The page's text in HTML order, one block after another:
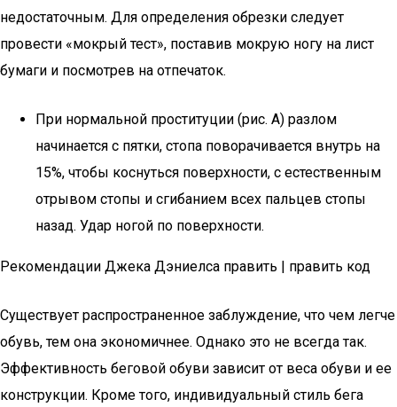
недостаточным. Для определения обрезки следует
провести «мокрый тест», поставив мокрую ногу на лист
бумаги и посмотрев на отпечаток.
При нормальной проституции (рис. A) разлом
начинается с пятки, стопа поворачивается внутрь на
15%, чтобы коснуться поверхности, с естественным
отрывом стопы и сгибанием всех пальцев стопы
назад. Удар ногой по поверхности.
Рекомендации Джека Дэниелса править | править код
Существует распространенное заблуждение, что чем легче
обувь, тем она экономичнее. Однако это не всегда так.
Эффективность беговой обуви зависит от веса обуви и ее
конструкции. Кроме того, индивидуальный стиль бега